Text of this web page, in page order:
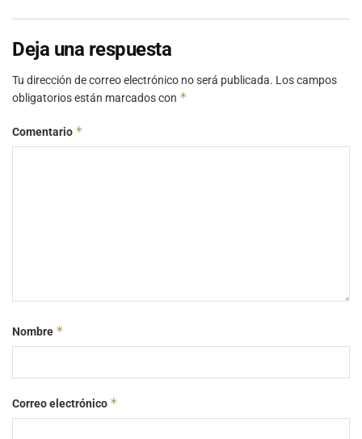
Deja una respuesta
Tu dirección de correo electrónico no será publicada. Los campos
obligatorios están marcados con *
Comentario *
Nombre *
Correo electrónico *